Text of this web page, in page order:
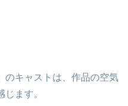
のキャストは、作品の空気
ます。